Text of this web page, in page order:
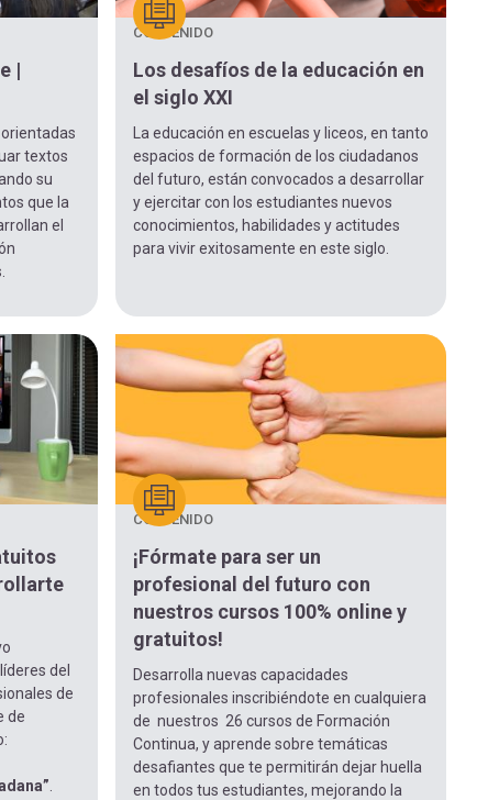
|
textos
su
que la
el
CONTENIDO
Los desafíos de la educación en
el siglo XXI
La educación en escuelas y liceos, en tanto
espacios de formación de los ciudadanos
del futuro, están convocados a desarrollar
y ejercitar con los estudiantes nuevos
conocimientos, habilidades y actitudes
para vivir exitosamente en este siglo.
del
de
de
CONTENIDO
¡Fórmate para ser un
profesional del futuro con
nuestros cursos 100% online y
gratuitos!
Desarrolla nuevas capacidades
profesionales inscribiéndote en cualquiera
de nuestros 26 cursos de Formación
Continua, y aprende sobre temáticas
desafiantes que te permitirán dejar huella
en todos tus estudiantes, mejorando la